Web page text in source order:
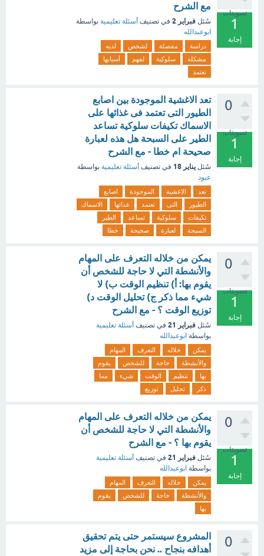
تصويتات
1
إجابة
مع الشرح
سُئل فبراير 2 في تصنيف أسئلة تعليمية بواسطة
ابوعبدالله
دراسة مفصلة لشخص
لديه
مشكلة
سلوكية لفهم
أسبابها
تعتمد
0
تصويتات
1
إجابة
تعد الاغشية الموجودة بين اصابع
الطيور التى تعتمد فى غذائها على
الاسماك تكيفات سلوكية تساعد
الطير على السبحة هل هذه لعبارة
صحيحة ام خطا - مع الشرح
سُئل يناير 18 في تصنيف أسئلة تعليمية بواسطة
عبود
تعد الاغشية الموجودة
اصابع
الطيور
التى تعتمد غذائها
الاسماك
تكيفات
سلوكية تساعد
الطير
السبحة
لعبارة صحيحة خطا
0
تصويتات
1
إجابة
يمكن من خلاله التعرف على المهام
والأنشطة التي لا حاجة للشخص أن
يقوم بها: أ) تنظيم الوقت ب) لا
شيء مما ذكر ج) تحليل الوقت د)
توزيع الوقت ؟ - مع الشرح
سُئل فبراير 21 في تصنيف أسئلة تعليمية
بواسطة ابوعبدالله
يمكن خلاله التعرف
المهام
والأنشطة
حاجة للشخص
يقوم
بها
تنظيم الوقت شيء
مما
ذكر
تحليل توزيع
0
تصويتات
1
إجابة
يمكن من خلاله التعرف على المهام
والأنشطة التي لا حاجة للشخص أن
يقوم بها ؟ - مع الشرح
سُئل فبراير 21 في تصنيف أسئلة تعليمية
بواسطة ابوعبدالله
يمكن خلاله التعرف
المهام
والأنشطة
حاجة للشخص
يقوم
بها
0
المشروع سيستمر حتى يتم تحقيق
أهدافه بنجاح .. نحن بحاجة إلى مزيد